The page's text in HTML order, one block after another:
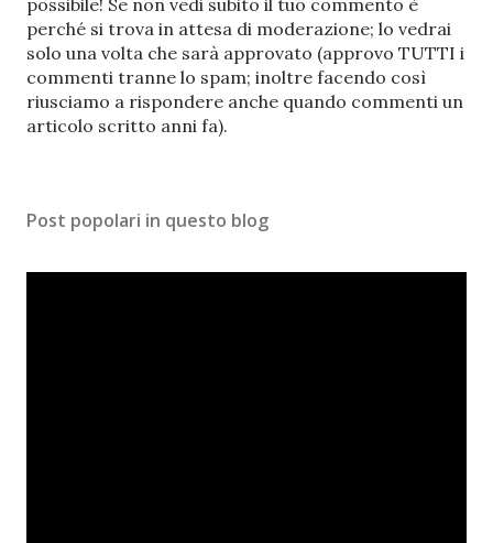
s
t
a
u
n
m
n
perché si trova in attesa di moderazione; lo vedrai
solo una volta che sarà approvato (approvo TUTTI i
commenti tranne lo spam; inoltre facendo così
riusciamo a rispondere anche quando commenti un
articolo scritto anni fa).
Post popolari in questo blog